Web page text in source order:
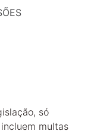
só
multas